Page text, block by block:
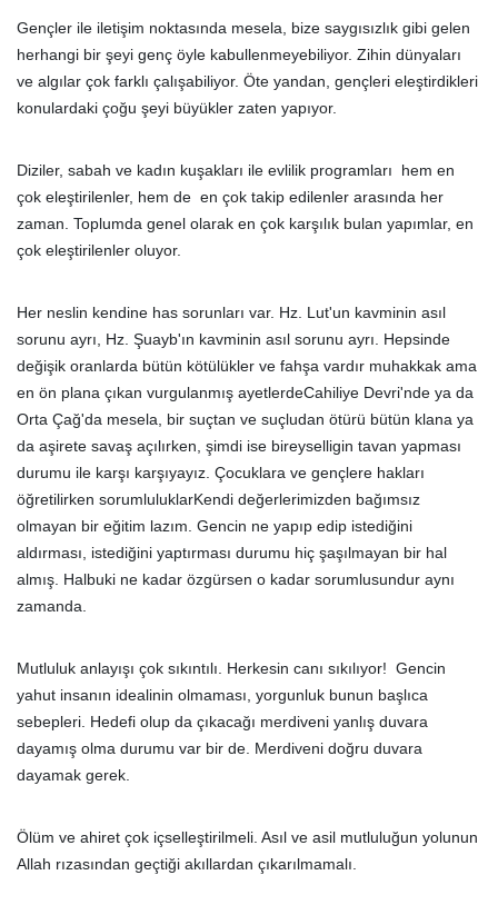
Gençler ile iletişim noktasında mesela, bize saygısızlık gibi gelen
herhangi bir şeyi genç öyle kabullenmeyebiliyor. Zihin dünyaları
ve algılar çok farklı çalışabiliyor. Öte yandan, gençleri eleştirdikleri
konulardaki çoğu şeyi büyükler zaten yapıyor.
Diziler, sabah ve kadın kuşakları ile evlilik programları hem en
çok eleştirilenler, hem de en çok takip edilenler arasında her
zaman. Toplumda genel olarak en çok karşılık bulan yapımlar, en
çok eleştirilenler oluyor.
Her neslin kendine has sorunları var. Hz. Lut'un kavminin asıl
sorunu ayrı, Hz. Şuayb'ın kavminin asıl sorunu ayrı. Hepsinde
değişik oranlarda bütün kötülükler ve fahşa vardır muhakkak ama
en ön plana çıkan vurgulanmış ayetlerdeCahiliye Devri'nde ya da
Orta Çağ'da mesela, bir suçtan ve suçludan ötürü bütün klana ya
da aşirete savaş açılırken, şimdi ise bireyselligin tavan yapması
durumu ile karşı karşıyayız. Çocuklara ve gençlere hakları
öğretilirken sorumluluklarKendi değerlerimizden bağımsız
olmayan bir eğitim lazım. Gencin ne yapıp edip istediğini
aldırması, istediğini yaptırması durumu hiç şaşılmayan bir hal
almış. Halbuki ne kadar özgürsen o kadar sorumlusundur aynı
zamanda.
Mutluluk anlayışı çok sıkıntılı. Herkesin canı sıkılıyor! Gencin
yahut insanın idealinin olmaması, yorgunluk bunun başlıca
sebepleri. Hedefi olup da çıkacağı merdiveni yanlış duvara
dayamış olma durumu var bir de. Merdiveni doğru duvara
dayamak gerek.
Ölüm ve ahiret çok içselleştirilmeli. Asıl ve asil mutluluğun yolunun
Allah rızasından geçtiği akıllardan çıkarılmamalı.